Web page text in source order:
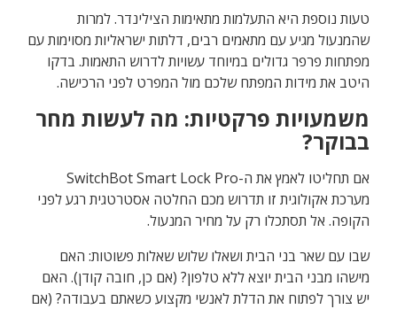
טעות נוספת היא התעלמות מתאימות הצילינדר. למרות
שהמנעול מגיע עם מתאמים רבים, דלתות ישראליות מסוימות עם
מפתחות פרפר גדולים במיוחד עשויות לדרוש התאמות. בדקו
היטב את מידות המפתח שלכם מול המפרט לפני הרכישה.
משמעויות פרקטיות: מה לעשות מחר
בבוקר?
אם תחליטו לאמץ את ה-SwitchBot Smart Lock Pro
מערכת אקולוגית זו תדרוש מכם החלטה אסטרטגית רגע לפני
הקופה. אל תסתכלו רק על מחיר המנעול.
שבו עם שאר בני הבית ושאלו שלוש שאלות פשוטות: האם
מישהו מבני הבית יוצא ללא טלפון? (אם כן, חובה קודן). האם
יש צורך לפתוח את הדלת לאנשי מקצוע כשאתם בעבודה? (אם